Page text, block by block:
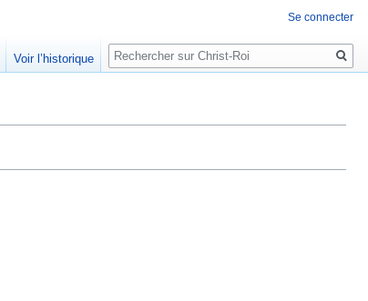
Se connecter
Voir l’historique
Rechercher